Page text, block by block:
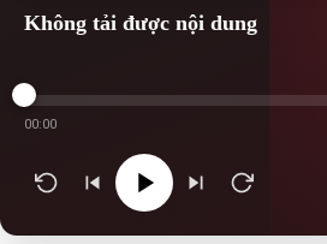
Không tải được nội dung
00:00